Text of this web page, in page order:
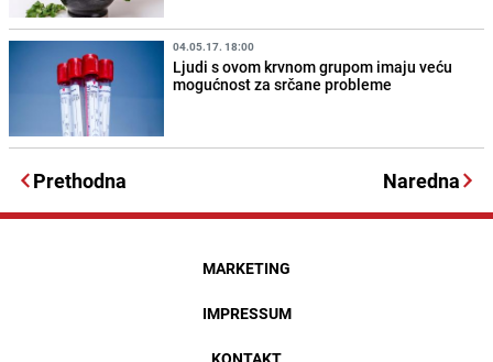
04.05.17. 18:00
Ljudi s ovom krvnom grupom imaju veću
mogućnost za srčane probleme
Prethodna Naredna
MARKETING
IMPRESSUM